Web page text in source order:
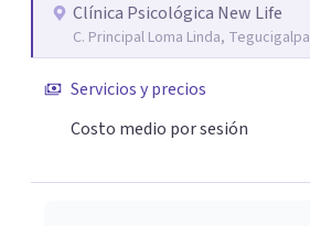
Clínica Psicológica New Life
C. Principal Loma Linda, Tegucigalpa
Servicios y precios
Costo medio por sesión